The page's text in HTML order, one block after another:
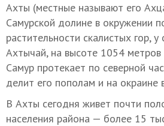
Ахты (местные называют его
Самурской долине в окружении
растительности скалистых гор,
Ахтычай, на высоте 1054
Самур протекает по северной
делит его пополам и на окраине
В Ахты сегодня живет почти
населения района — более 15